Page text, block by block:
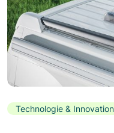
Technologie &